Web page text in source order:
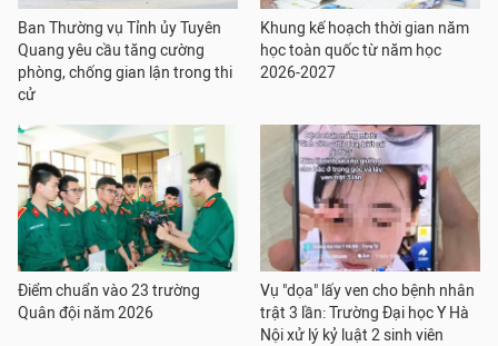
Ban Thường vụ Tỉnh ủy Tuyên
Quang yêu cầu tăng cường
phòng, chống gian lận trong thi
cử
Khung kế hoạch thời gian năm
học toàn quốc từ năm học
2026-2027
Điểm chuẩn vào 23 trường
Quân đội năm 2026
Vụ "dọa" lấy ven cho bệnh nhân
trật 3 lần: Trường Đại học Y Hà
Nội xử lý kỷ luật 2 sinh viên